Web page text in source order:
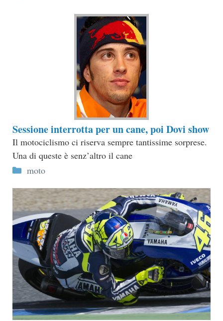
Sessione interrotta per un cane, poi Dovi show
Il motociclismo ci riserva sempre tantissime sorprese.
Una di queste è senz’altro il cane
Categorie
moto